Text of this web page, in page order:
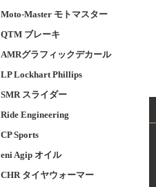
Moto-Master モトマスター
QTM ブレーキ
AMRグラフィックデカール
LP Lockhart Phillips
SMR スライダー
Ride Engineering
CP Sports
eni Agip オイル
CHR タイヤウォーマー